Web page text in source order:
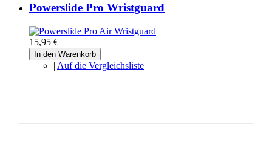
Powerslide Pro Wristguard
15,95 €
In den Warenkorb
| Auf die Vergleichsliste